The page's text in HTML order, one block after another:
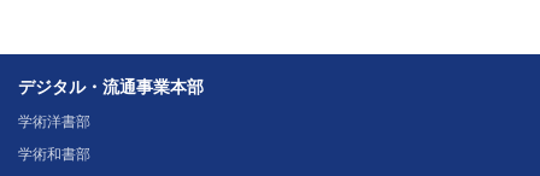
デジタル・流通事業本部
学術洋書部
学術和書部